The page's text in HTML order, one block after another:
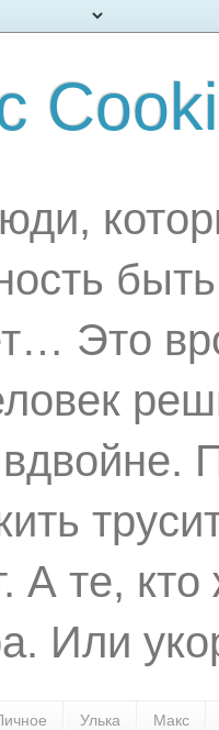
Это
А те,
Или
Улька Макс